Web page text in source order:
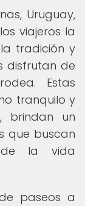
Uruguay,
viajeros la
tradición y
disfrutan de
Estas
tranquilo y
brindan un
que buscan
de la vida
paseos a